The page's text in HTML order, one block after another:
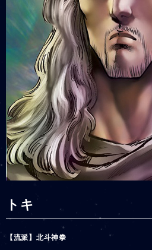
トキ
【流派】北斗神拳